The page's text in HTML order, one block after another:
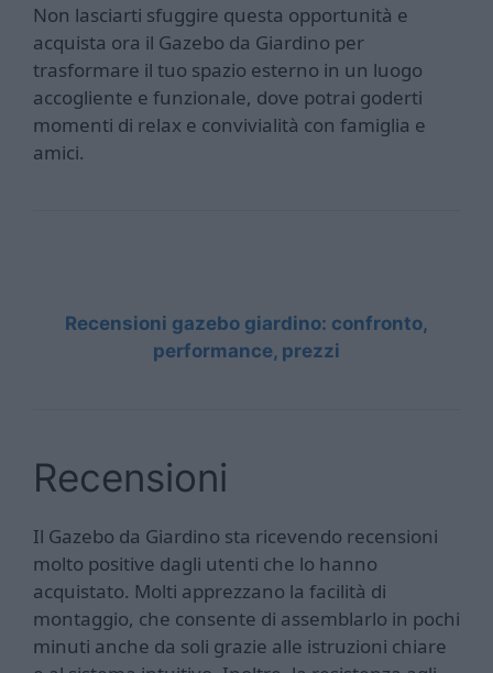
Non lasciarti sfuggire questa opportunità e
acquista ora il Gazebo da Giardino per
trasformare il tuo spazio esterno in un luogo
accogliente e funzionale, dove potrai goderti
momenti di relax e convivialità con famiglia e
amici.
Recensioni gazebo giardino: confronto,
performance, prezzi
Recensioni
Il Gazebo da Giardino sta ricevendo recensioni
molto positive dagli utenti che lo hanno
acquistato. Molti apprezzano la facilità di
montaggio, che consente di assemblarlo in pochi
minuti anche da soli grazie alle istruzioni chiare